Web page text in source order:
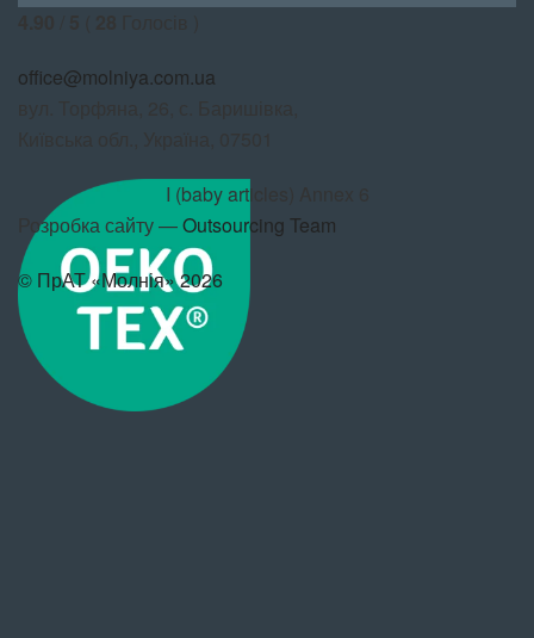
office@molniya.com.ua
I (baby articles) Annex 6
Розробка сайту —Outsourcing Team
© ПрАТ «Молнія» 2026